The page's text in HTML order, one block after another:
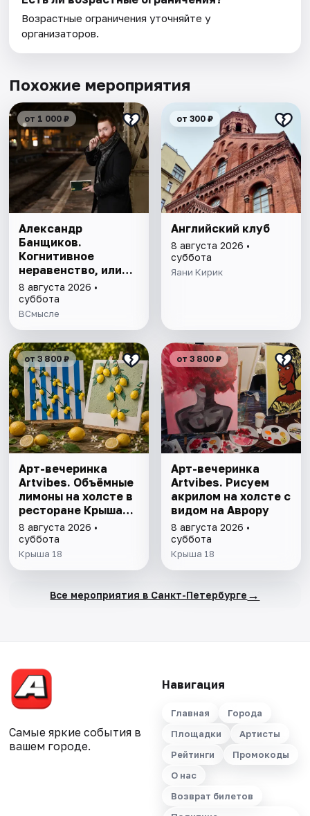
Возрастные ограничения уточняйте у
организаторов.
Похожие мероприятия
от 1 000 ₽
Александр
Банщиков.
Когнитивное
неравенство, или
почему умные
умнеют, а глупые
глупеют
8 августа 2026 •
суббота
ВСмысле
от 300 ₽
Английский клуб
8 августа 2026 •
суббота
Яани Кирик
от 3 800 ₽
Арт-вечеринка
Artvibes. Объёмные
лимоны на холсте в
ресторане Крыша
18
8 августа 2026 •
суббота
Крыша 18
от 3 800 ₽
Арт-вечеринка
Artvibes. Рисуем
акрилом на холсте с
видом на Аврору
8 августа 2026 •
суббота
Крыша 18
Все мероприятия в Санкт-Петербурге →
Самые яркие события в
вашем городе.
Навигация
Главная
Города
Площадки
Артисты
Рейтинги
Промокоды
О нас
Возврат билетов